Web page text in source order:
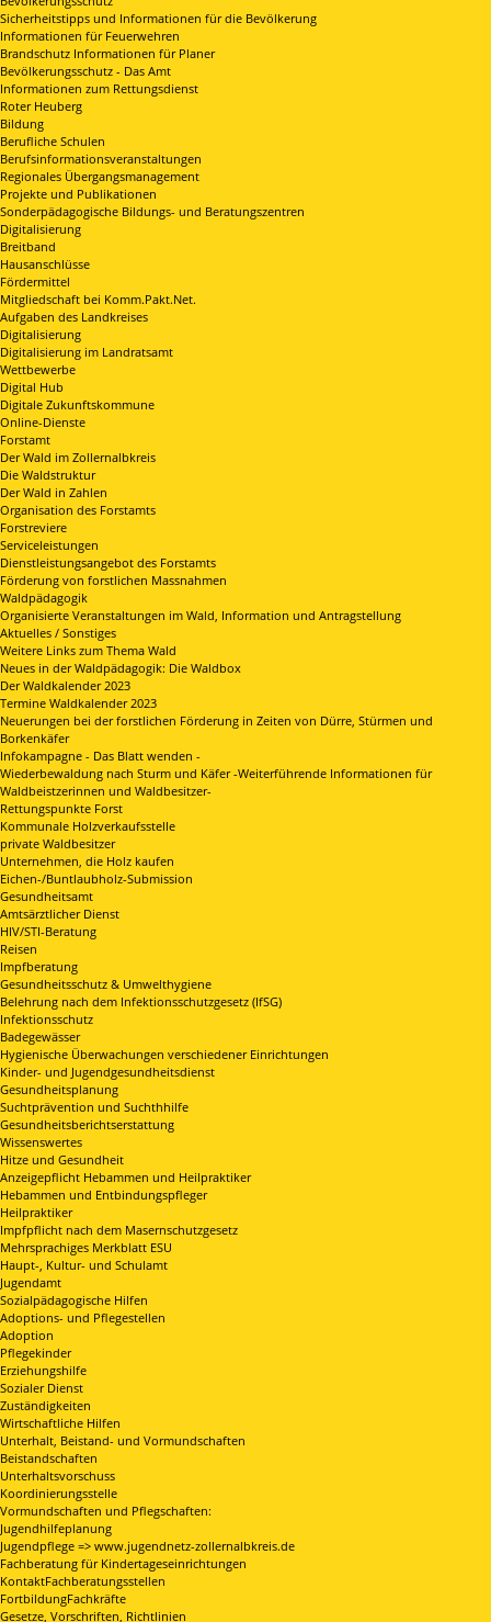
Sicherheitstipps und Informationen für die Bevölkerung
Informationen für Feuerwehren
Brandschutz Informationen für Planer
Bevölkerungsschutz - Das Amt
Informationen zum Rettungsdienst
Roter Heuberg
Bildung
Berufliche Schulen
Berufsinformationsveranstaltungen
Regionales Übergangsmanagement
Projekte und Publikationen
Sonderpädagogische Bildungs- und Beratungszentren
Digitalisierung
Breitband
Hausanschlüsse
Fördermittel
Mitgliedschaft bei Komm.Pakt.Net.
Aufgaben des Landkreises
Digitalisierung
Digitalisierung im Landratsamt
Wettbewerbe
Digital Hub
Digitale Zukunftskommune
Online-Dienste
Forstamt
Der Wald im Zollernalbkreis
Die Waldstruktur
Der Wald in Zahlen
Organisation des Forstamts
Forstreviere
Serviceleistungen
Dienstleistungsangebot des Forstamts
Förderung von forstlichen Massnahmen
Waldpädagogik
Organisierte Veranstaltungen im Wald, Information und Antragstellung
Aktuelles / Sonstiges
Weitere Links zum Thema Wald
Neues in der Waldpädagogik: Die Waldbox
Der Waldkalender 2023
Termine Waldkalender 2023
Neuerungen bei der forstlichen Förderung in Zeiten von Dürre, Stürmen und
Borkenkäfer
Infokampagne - Das Blatt wenden -
Wiederbewaldung nach Sturm und Käfer -Weiterführende Informationen für
Waldbeistzerinnen und Waldbesitzer-
Rettungspunkte Forst
Kommunale Holzverkaufsstelle
private Waldbesitzer
Unternehmen, die Holz kaufen
Eichen-/Buntlaubholz-Submission
Gesundheitsamt
Amtsärztlicher Dienst
HIV/STI-Beratung
Reisen
Impfberatung
Gesundheitsschutz & Umwelthygiene
Belehrung nach dem Infektionsschutzgesetz (IfSG)
Infektionsschutz
Badegewässer
Hygienische Überwachungen verschiedener Einrichtungen
Kinder- und Jugendgesundheitsdienst
Gesundheitsplanung
Suchtprävention und Suchthhilfe
Gesundheitsberichtserstattung
Wissenswertes
Hitze und Gesundheit
Anzeigepflicht Hebammen und Heilpraktiker
Hebammen und Entbindungspfleger
Heilpraktiker
Impfpflicht nach dem Masernschutzgesetz
Mehrsprachiges Merkblatt ESU
Haupt-, Kultur- und Schulamt
Jugendamt
Sozialpädagogische Hilfen
Adoptions- und Pflegestellen
Adoption
Pflegekinder
Erziehungshilfe
Sozialer Dienst
Zuständigkeiten
Wirtschaftliche Hilfen
Unterhalt, Beistand- und Vormundschaften
Beistandschaften
Unterhaltsvorschuss
Koordinierungsstelle
Vormundschaften und Pflegschaften:
Jugendhilfeplanung
Jugendpflege => www.jugendnetz-zollernalbkreis.de
Fachberatung für Kindertageseinrichtungen
KontaktFachberatungsstellen
FortbildungFachkräfte
Gesetze, Vorschriften, Richtlinien